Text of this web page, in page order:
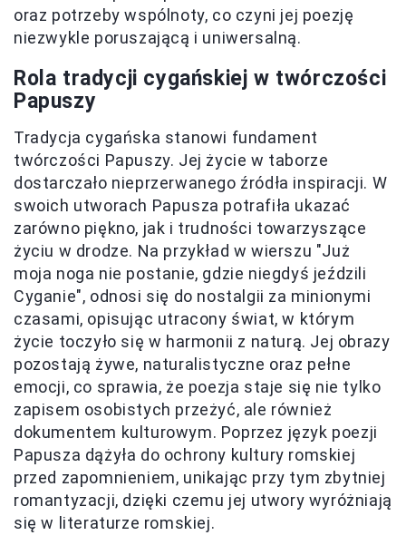
oraz potrzeby wspólnoty, co czyni jej poezję
niezwykle poruszającą i uniwersalną.
Rola tradycji cygańskiej w twórczości
Papuszy
Tradycja cygańska stanowi fundament
twórczości Papuszy. Jej życie w taborze
dostarczało nieprzerwanego źródła inspiracji. W
swoich utworach Papusza potrafiła ukazać
zarówno piękno, jak i trudności towarzyszące
życiu w drodze. Na przykład w wierszu "Już
moja noga nie postanie, gdzie niegdyś jeździli
Cyganie", odnosi się do nostalgii za minionymi
czasami, opisując utracony świat, w którym
życie toczyło się w harmonii z naturą. Jej obrazy
pozostają żywe, naturalistyczne oraz pełne
emocji, co sprawia, że poezja staje się nie tylko
zapisem osobistych przeżyć, ale również
dokumentem kulturowym. Poprzez język poezji
Papusza dążyła do ochrony kultury romskiej
przed zapomnieniem, unikając przy tym zbytniej
romantyzacji, dzięki czemu jej utwory wyróżniają
się w literaturze romskiej.